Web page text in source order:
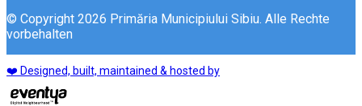
© Copyright 2026 Primăria Municipiului Sibiu. Alle Rechte
vorbehalten
❤️ Designed, built, maintained & hosted by